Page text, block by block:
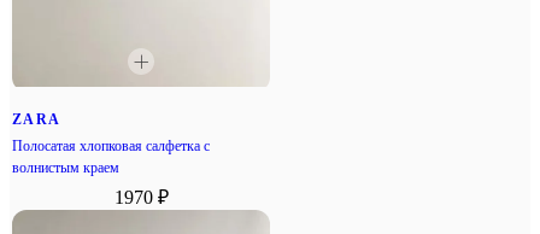
ZARA
Полосатая хлопковая салфетка с
волнистым краем
1970 ₽